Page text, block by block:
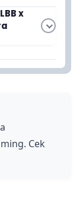
Soul
ini terus
dan
x
Cek